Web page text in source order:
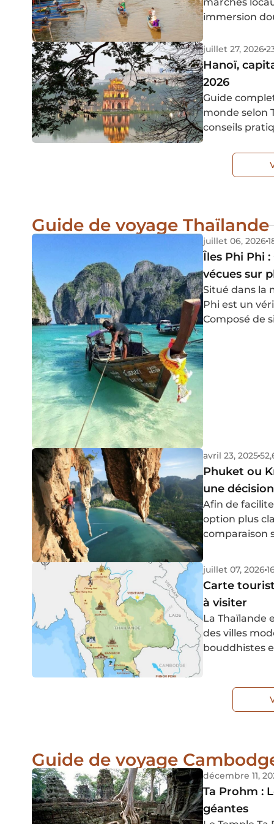
immersion douce
pour bien
juillet 27, 2026
Hanoï,
2026
Guide
monde selon
conseils
Guide de voyage Thaïlande
juillet 06, 2026
Îles Phi Phi
vécues sur
Situé dans la
Phi est un
Composé de
avril 23, 2025
Phuket ou
une décision
Afin de
option plus
comparaison
ainsi une
juillet 07, 2026
Carte
à visiter
La Thaïlande
des villes
bouddhistes
ruines
lagons bleus
Guide de voyage
décembre 11,
Ta Prohm :
géantes